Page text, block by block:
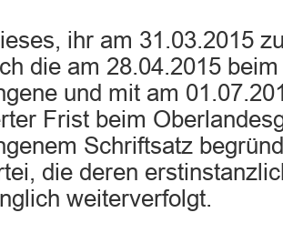
ihr am 31.03.2015
die am 28.04.2015
und mit am
Frist beim
Schriftsatz
die deren
weiterverfolgt.